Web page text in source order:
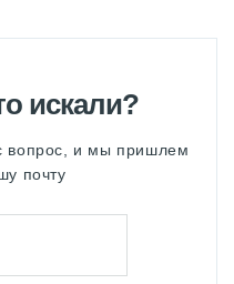
искали?
вопрос, и мы пришлем
почту